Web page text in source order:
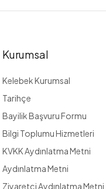
Kurumsal
Kelebek Kurumsal
Tarihçe
Bayilik Başvuru Formu
Bilgi Toplumu Hizmetleri
KVKK Aydınlatma Metni
Aydınlatma Metni
Ziyaretçi Aydınlatma Metni